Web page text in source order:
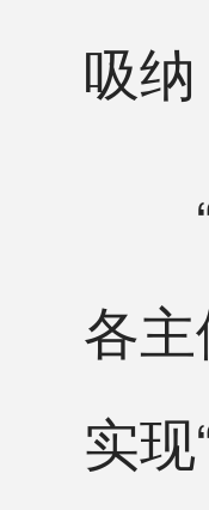
吸
“
各
实